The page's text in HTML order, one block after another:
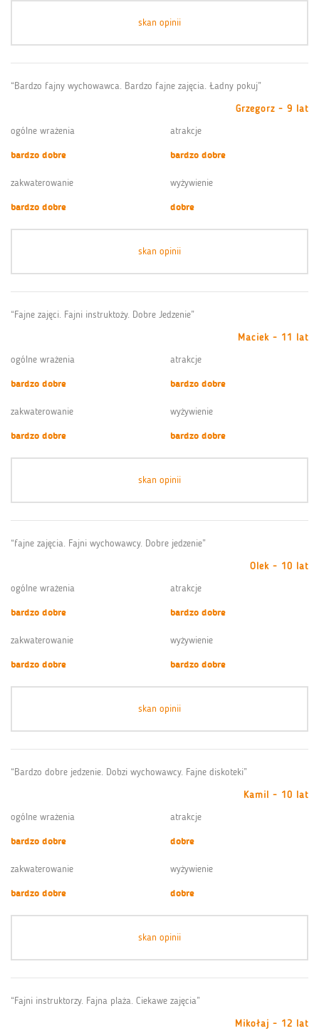
skan opinii
“Bardzo fajny wychowawca. Bardzo fajne zajęcia. Ładny pokuj”
Grzegorz - 9 lat
ogólne wrażenia
bardzo dobre
atrakcje
bardzo dobre
zakwaterowanie
bardzo dobre
wyżywienie
dobre
skan opinii
“Fajne zajęci. Fajni instruktoży. Dobre Jedzenie”
Maciek - 11 lat
ogólne wrażenia
bardzo dobre
atrakcje
bardzo dobre
zakwaterowanie
bardzo dobre
wyżywienie
bardzo dobre
skan opinii
“fajne zajęcia. Fajni wychowawcy. Dobre jedzenie”
Olek - 10 lat
ogólne wrażenia
bardzo dobre
atrakcje
bardzo dobre
zakwaterowanie
bardzo dobre
wyżywienie
bardzo dobre
skan opinii
“Bardzo dobre jedzenie. Dobzi wychowawcy. Fajne diskoteki”
Kamil - 10 lat
ogólne wrażenia
bardzo dobre
atrakcje
dobre
zakwaterowanie
bardzo dobre
wyżywienie
dobre
skan opinii
“Fajni instruktorzy. Fajna plaża. Ciekawe zajęcia”
Mikołaj - 12 lat